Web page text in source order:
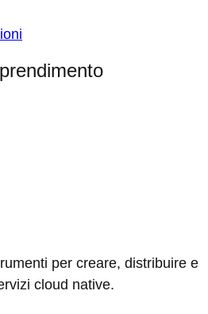
per creare, distribuire e
cloud native.